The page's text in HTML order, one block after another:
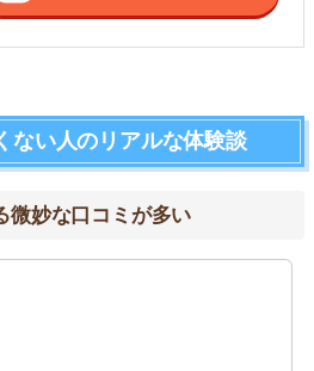
ない人のリアルな体験談
微妙な口コミが多い